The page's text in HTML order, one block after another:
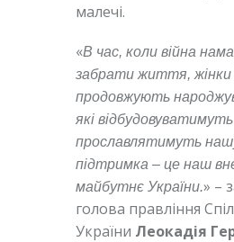
малечі.
«В час, коли війна
забрати життя, жінки
продовжують
які відбудовуватимуть
прославлятимуть нашу
підтримка – це наш
майбутнє України.» –
голова правління
України Леокадія